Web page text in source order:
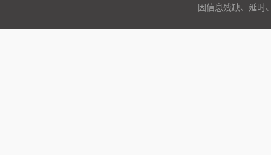
因信息残缺、延时